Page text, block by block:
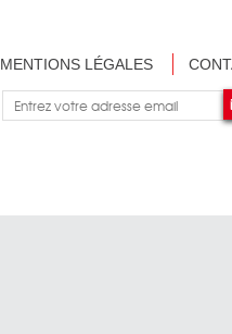
MENTIONS LÉGALES